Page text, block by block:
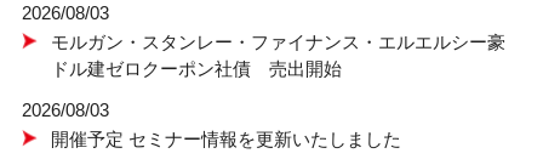
2026/08/03
モルガン・スタンレー・ファイナンス・エルエルシー豪
ドル建ゼロクーポン社債 売出開始
2026/08/03
開催予定 セミナー情報を更新いたしました